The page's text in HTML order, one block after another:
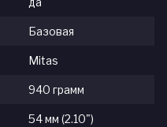
Базовая
Mitas
940 грамм
54 мм (2.10")